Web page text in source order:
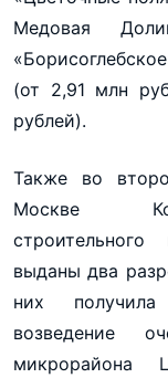
Медовая
(от 2,91 млн
рублей).
Также во
Москве
выданы два
них
возведение
микрорайона